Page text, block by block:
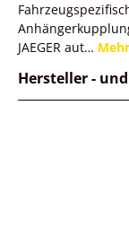
JAEGER aut… Mehr
Hersteller -